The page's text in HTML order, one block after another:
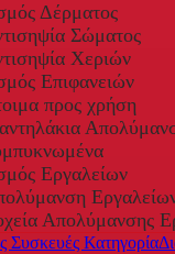
Δέρματος
Σώματος
Χεριών
Επιφανειών
προς χρήση
Εργαλείων
Απολύμανσης